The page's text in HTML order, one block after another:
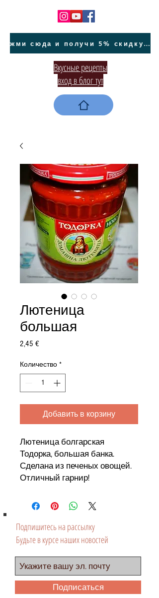
жми сюда и получи 5% скидку на покупку авто на Кипре и автообслуживание
Вкусные рецепты
вход в блог тут
Лютеница
большая
2,45 €Цена
Количество *
Добавить в корзину
Лютеница болгарская
Тодорка, большая банка.
Сделана из печеных овощей.
Отличный гарнир!
Подпишитесь на рассылку
Будьте в курсе наших новостей
Подписаться